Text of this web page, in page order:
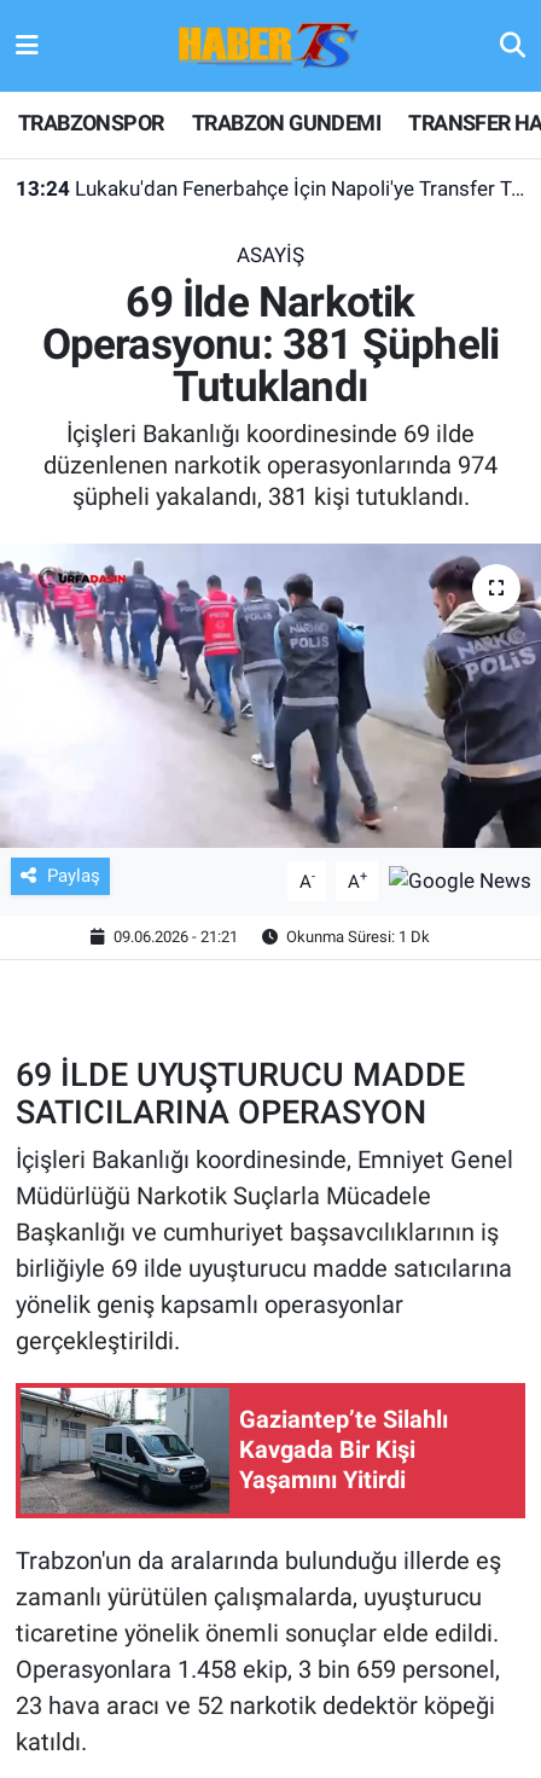
TRABZONSPOR TRABZON GUNDEMI TRANSFER
13:24 Lukaku'dan Fenerbahçe İçin Napoli'ye Transfer Talebi
ASAYİŞ
69 İlde Narkotik
Operasyonu: 381 Şüpheli
Tutuklandı
İçişleri Bakanlığı koordinesinde 69 ilde
düzenlenen narkotik operasyonlarında 974
şüpheli yakalandı, 381 kişi tutuklandı.
Paylaş A- A+
09.06.2026 - 21:21 Okunma Süresi: 1 Dk
69 İLDE UYUŞTURUCU MADDE
SATICILARINA OPERASYON
İçişleri Bakanlığı koordinesinde, Emniyet Genel
Müdürlüğü Narkotik Suçlarla Mücadele
Başkanlığı ve cumhuriyet başsavcılıklarının iş
birliğiyle 69 ilde uyuşturucu madde satıcılarına
yönelik geniş kapsamlı operasyonlar
gerçekleştirildi.
Gaziantep’te Silahlı
Kavgada Bir Kişi
Yaşamını Yitirdi
Trabzon'un da aralarında bulunduğu illerde eş
zamanlı yürütülen çalışmalarda, uyuşturucu
ticaretine yönelik önemli sonuçlar elde edildi.
Operasyonlara 1.458 ekip, 3 bin 659 personel,
23 hava aracı ve 52 narkotik dedektör köpeği
katıldı.
TRABZONSPOR
TRABZON GUNDEMI
TRANSFER HABERLERI
KULİS MEYDANI
1461 TRABZON
FUTBOL
TV VE SİNEMA
BASKETBOL
ASAYİŞ
EKONOMİ
ÇEVRE
POLİTİKA
SPOR
MAGAZİN
Bilim, Teknoloji
Hava Durumu
Trafik Durumu
Tüm Manşetler
Son Dakika Haberleri